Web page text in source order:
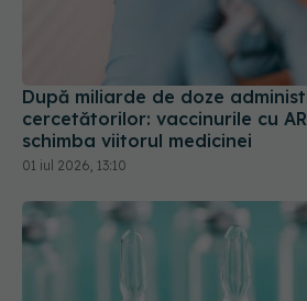
După miliarde de doze
cercetătorilor: vaccinurile cu
schimba viitorul medicinei
01 iul 2026, 13:10